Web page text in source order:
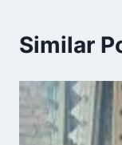
Similar